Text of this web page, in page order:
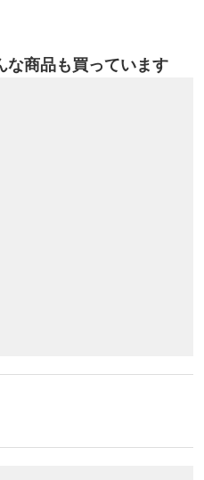
な商品も買っています